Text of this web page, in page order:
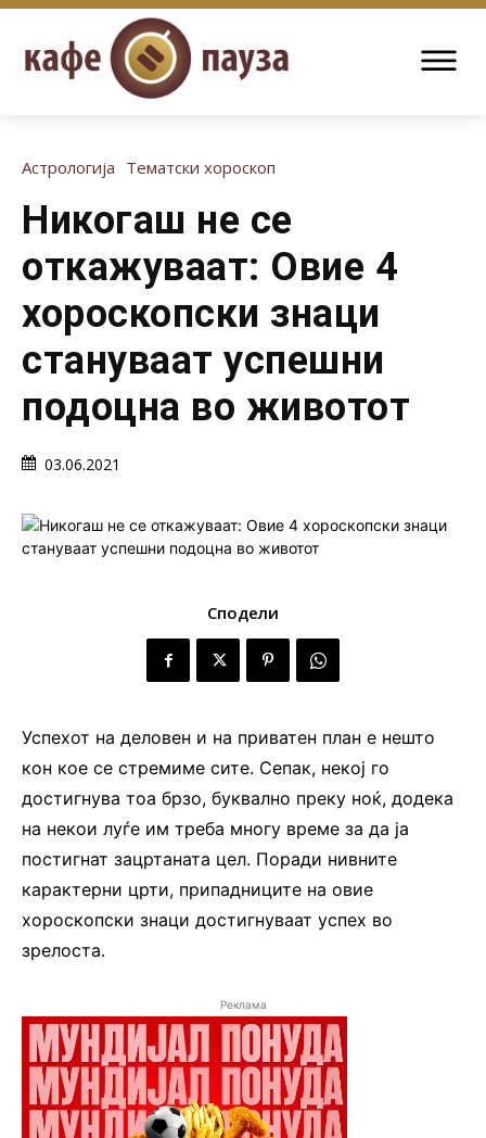
Астрологија Тематски хороскоп
Никогаш не се
откажуваат: Овие 4
хороскопски знаци
стануваат успешни
подоцна во животот
03.06.2021
Сподели
Успехот на деловен и на приватен план е нешто
кон кое се стремиме сите. Сепак, некој го
достигнува тоа брзо, буквално преку ноќ, додека
на некои луѓе им треба многу време за да ја
постигнат зацртаната цел. Поради нивните
карактерни црти, припадниците на овие
хороскопски знаци достигнуваат успех во
зрелоста.
Реклама